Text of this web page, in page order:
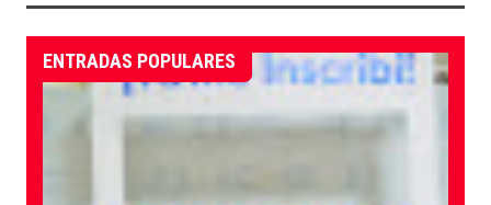
ENTRADAS POPULARES